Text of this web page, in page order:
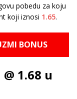
pobedu za koju
koji iznosi 1.65.
BONUS
1.68 u